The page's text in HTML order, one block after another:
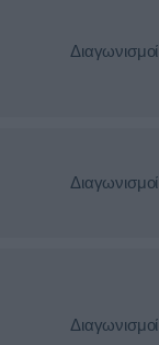
Διαγωνισμοί
Διαγωνισμοί
Διαγωνισμοί